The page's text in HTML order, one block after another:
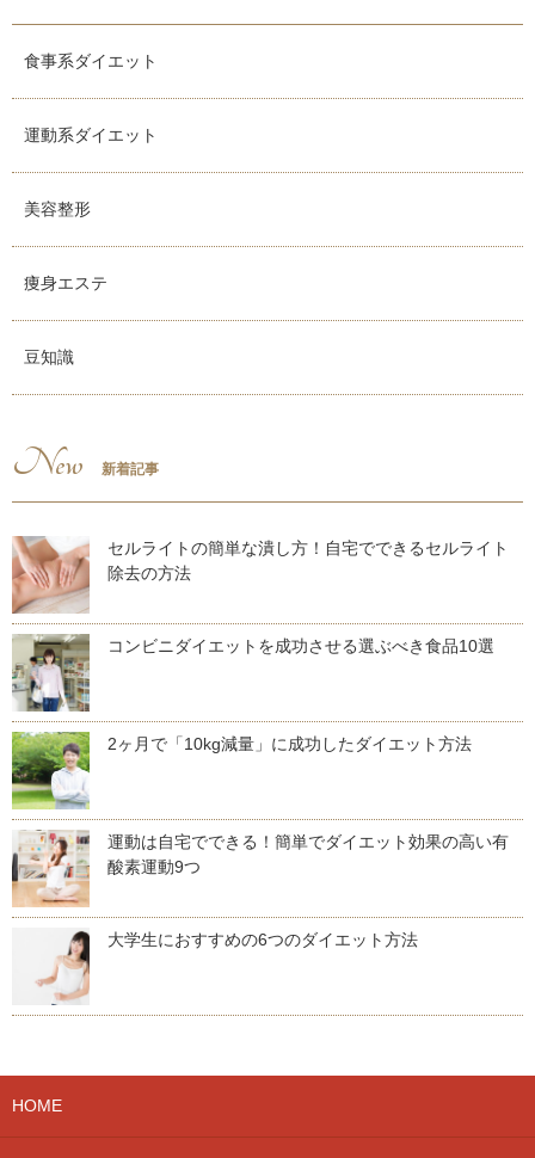
食事系ダイエット
運動系ダイエット
美容整形
痩身エステ
豆知識
New 新着記事
セルライトの簡単な潰し方！自宅でできるセルライト
除去の方法
コンビニダイエットを成功させる選ぶべき食品10選
2ヶ月で「10kg減量」に成功したダイエット方法
運動は自宅でできる！簡単でダイエット効果の高い有
酸素運動9つ
大学生におすすめの6つのダイエット方法
HOME